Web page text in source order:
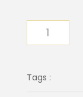
quantité
de
Lomos
Tags :